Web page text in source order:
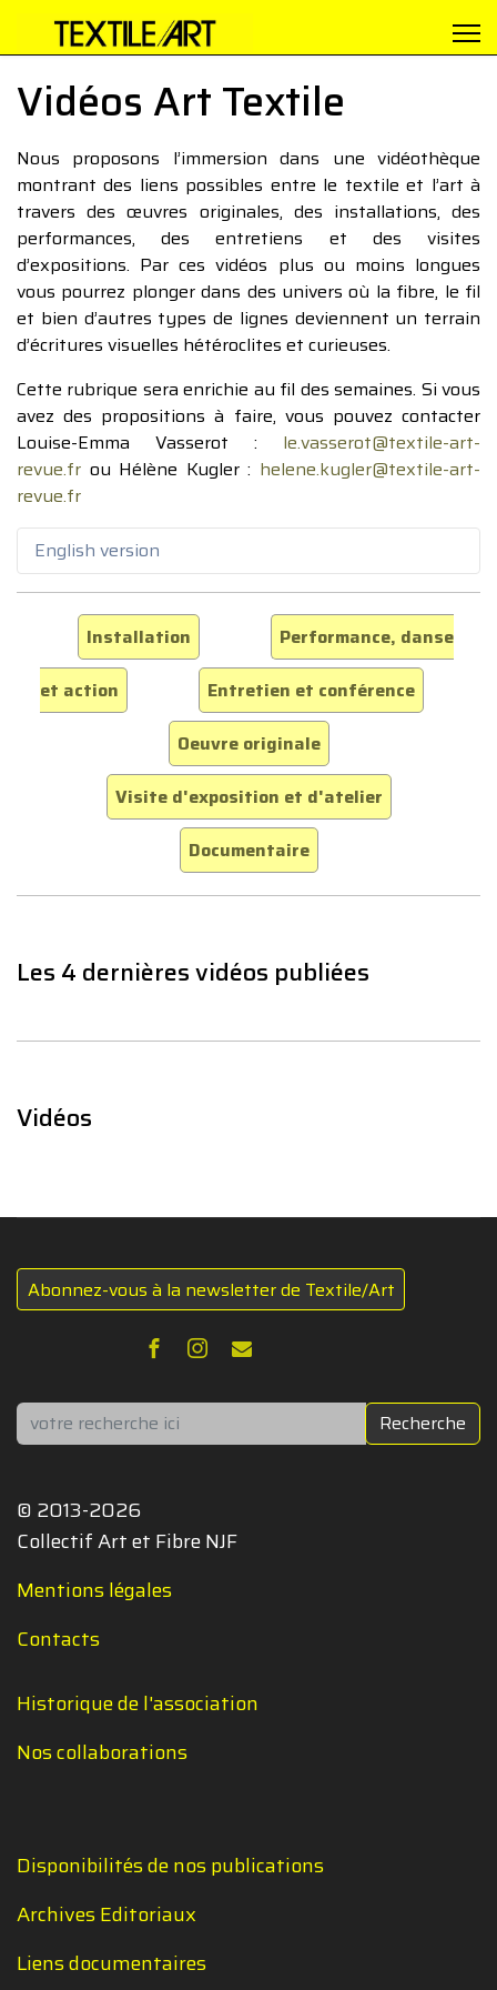
Vidéos Art Textile
Nous proposons l’immersion dans une vidéothèque
montrant des liens possibles entre le textile et l’art à
travers des œuvres originales, des installations, des
performances, des entretiens et des visites
d’expositions. Par ces vidéos plus ou moins longues
vous pourrez plonger dans des univers où la fibre, le fil
et bien d’autres types de lignes deviennent un terrain
d’écritures visuelles hétéroclites et curieuses.
Cette rubrique sera enrichie au fil des semaines. Si vous
avez des propositions à faire, vous pouvez contacter
Louise-Emma Vasserot : le.vasserot@textile-art-
revue.fr ou Hélène Kugler : helene.kugler@textile-art-
revue.fr
English version
Installation
Performance, danse
et action
Entretien et conférence
Oeuvre originale
Visite d'exposition et d'atelier
Documentaire
Les 4 dernières vidéos publiées
Vidéos
Abonnez-vous à la newsletter de Textile/Art
Rechercher Recherche
© 2013-2026
Collectif Art et Fibre NJF
Mentions légales
Contacts
Historique de l'association
Nos collaborations
Disponibilités de nos publications
Archives Editoriaux
Liens documentaires